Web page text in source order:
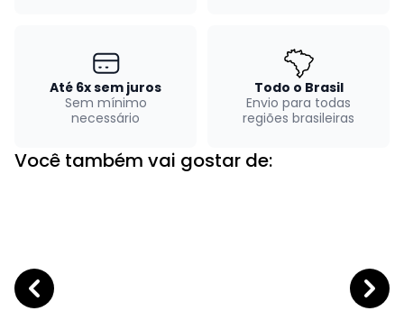
Até 6x sem juros
Sem mínimo
necessário
Todo o Brasil
Envio para todas
regiões brasileiras
Você também vai gostar de: